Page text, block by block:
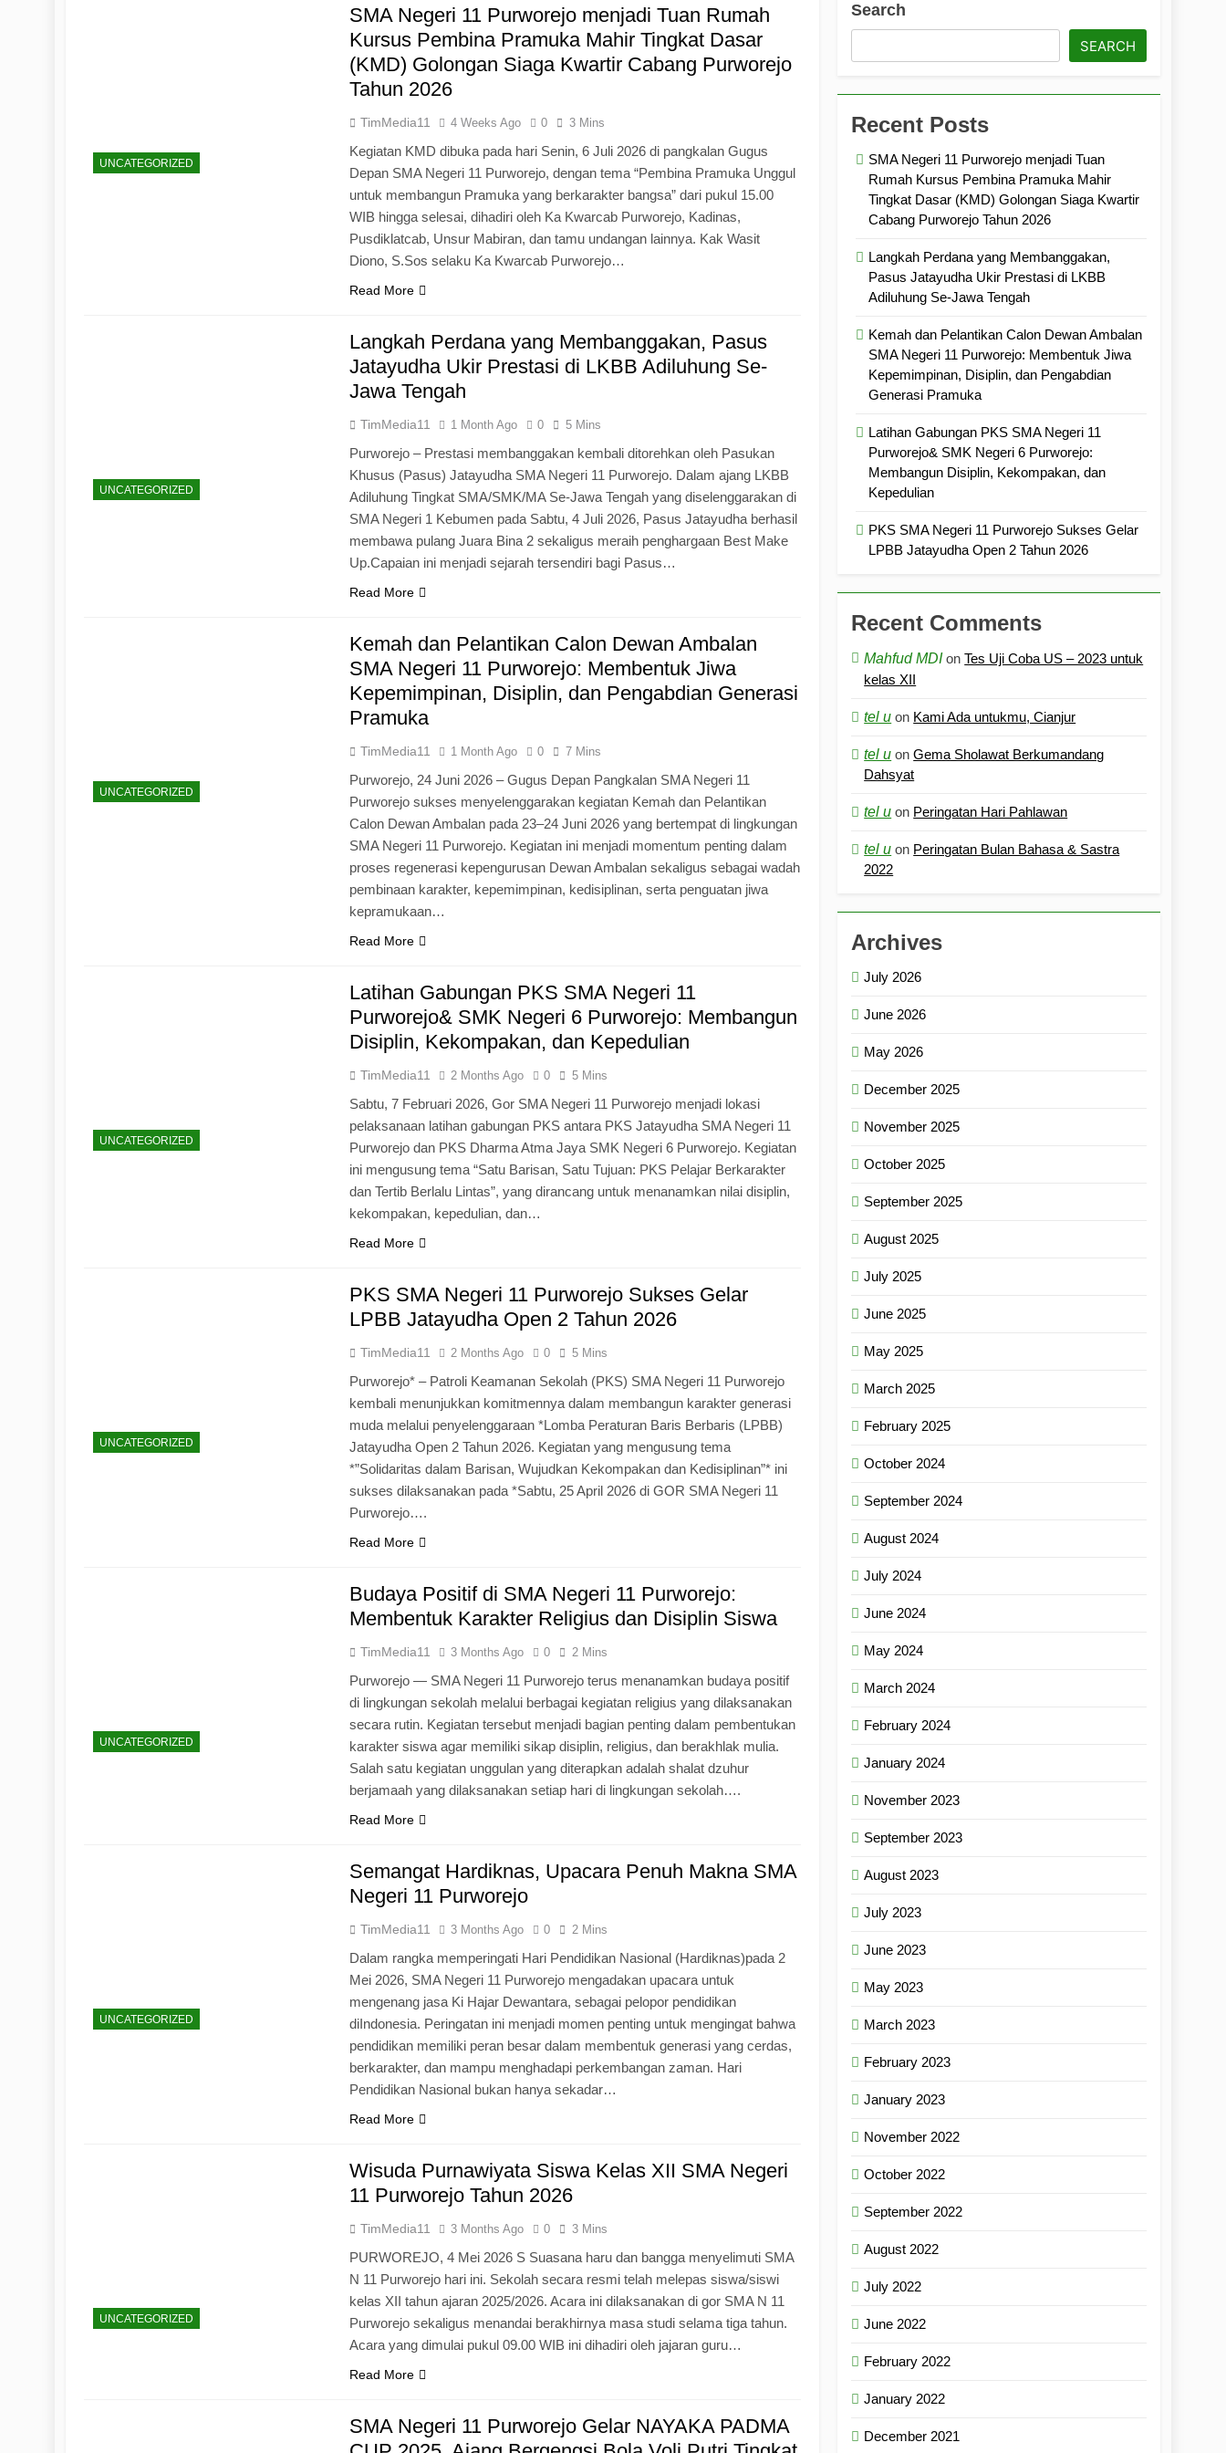
Pengabdian Generasi Pramuka
UNCATEGORIZED
SMA Negeri 11 Purworejo menjadi Tuan Rumah
Kursus Pembina Pramuka Mahir Tingkat Dasar
(KMD) Golongan Siaga Kwartir Cabang Purworejo
Tahun 2026
TimMedia11 4 Weeks Ago 0 3 Mins
Kegiatan KMD dibuka pada hari Senin, 6 Juli 2026 di pangkalan Gugus
Depan SMA Negeri 11 Purworejo, dengan tema “Pembina Pramuka Unggul
untuk membangun Pramuka yang berkarakter bangsa” dari pukul 15.00
WIB hingga selesai, dihadiri oleh Ka Kwarcab Purworejo, Kadinas,
Pusdiklatcab, Unsur Mabiran, dan tamu undangan lainnya. Kak Wasit
Diono, S.Sos selaku Ka Kwarcab Purworejo…
Read More
UNCATEGORIZED
Langkah Perdana yang Membanggakan, Pasus
Jatayudha Ukir Prestasi di LKBB Adiluhung Se-
Jawa Tengah
TimMedia11 1 Month Ago 0 5 Mins
Purworejo – Prestasi membanggakan kembali ditorehkan oleh Pasukan
Khusus (Pasus) Jatayudha SMA Negeri 11 Purworejo. Dalam ajang LKBB
Adiluhung Tingkat SMA/SMK/MA Se-Jawa Tengah yang diselenggarakan di
SMA Negeri 1 Kebumen pada Sabtu, 4 Juli 2026, Pasus Jatayudha berhasil
membawa pulang Juara Bina 2 sekaligus meraih penghargaan Best Make
Up.Capaian ini menjadi sejarah tersendiri bagi Pasus…
Read More
UNCATEGORIZED
Kemah dan Pelantikan Calon Dewan Ambalan
SMA Negeri 11 Purworejo: Membentuk Jiwa
Kepemimpinan, Disiplin, dan Pengabdian Generasi
Pramuka
TimMedia11 1 Month Ago 0 7 Mins
Purworejo, 24 Juni 2026 – Gugus Depan Pangkalan SMA Negeri 11
Purworejo sukses menyelenggarakan kegiatan Kemah dan Pelantikan
Calon Dewan Ambalan pada 23–24 Juni 2026 yang bertempat di lingkungan
SMA Negeri 11 Purworejo. Kegiatan ini menjadi momentum penting dalam
proses regenerasi kepengurusan Dewan Ambalan sekaligus sebagai wadah
pembinaan karakter, kepemimpinan, kedisiplinan, serta penguatan jiwa
kepramukaan…
Read More
UNCATEGORIZED
Latihan Gabungan PKS SMA Negeri 11
Purworejo& SMK Negeri 6 Purworejo: Membangun
Disiplin, Kekompakan, dan Kepedulian
TimMedia11 2 Months Ago 0 5 Mins
Sabtu, 7 Februari 2026, Gor SMA Negeri 11 Purworejo menjadi lokasi
pelaksanaan latihan gabungan PKS antara PKS Jatayudha SMA Negeri 11
Purworejo dan PKS Dharma Atma Jaya SMK Negeri 6 Purworejo. Kegiatan
ini mengusung tema “Satu Barisan, Satu Tujuan: PKS Pelajar Berkarakter
dan Tertib Berlalu Lintas”, yang dirancang untuk menanamkan nilai disiplin,
kekompakan, kepedulian, dan…
Read More
UNCATEGORIZED
PKS SMA Negeri 11 Purworejo Sukses Gelar
LPBB Jatayudha Open 2 Tahun 2026
TimMedia11 2 Months Ago 0 5 Mins
Purworejo* – Patroli Keamanan Sekolah (PKS) SMA Negeri 11 Purworejo
kembali menunjukkan komitmennya dalam membangun karakter generasi
muda melalui penyelenggaraan *Lomba Peraturan Baris Berbaris (LPBB)
Jatayudha Open 2 Tahun 2026. Kegiatan yang mengusung tema
*”Solidaritas dalam Barisan, Wujudkan Kekompakan dan Kedisiplinan”* ini
sukses dilaksanakan pada *Sabtu, 25 April 2026 di GOR SMA Negeri 11
Purworejo….
Read More
UNCATEGORIZED
Budaya Positif di SMA Negeri 11 Purworejo:
Membentuk Karakter Religius dan Disiplin Siswa
TimMedia11 3 Months Ago 0 2 Mins
Purworejo — SMA Negeri 11 Purworejo terus menanamkan budaya positif
di lingkungan sekolah melalui berbagai kegiatan religius yang dilaksanakan
secara rutin. Kegiatan tersebut menjadi bagian penting dalam pembentukan
karakter siswa agar memiliki sikap disiplin, religius, dan berakhlak mulia.
Salah satu kegiatan unggulan yang diterapkan adalah shalat dzuhur
berjamaah yang dilaksanakan setiap hari di lingkungan sekolah….
Read More
UNCATEGORIZED
Semangat Hardiknas, Upacara Penuh Makna SMA
Negeri 11 Purworejo
TimMedia11 3 Months Ago 0 2 Mins
Dalam rangka memperingati Hari Pendidikan Nasional (Hardiknas)pada 2
Mei 2026, SMA Negeri 11 Purworejo mengadakan upacara untuk
mengenang jasa Ki Hajar Dewantara, sebagai pelopor pendidikan
diIndonesia. Peringatan ini menjadi momen penting untuk mengingat bahwa
pendidikan memiliki peran besar dalam membentuk generasi yang cerdas,
berkarakter, dan mampu menghadapi perkembangan zaman. Hari
Pendidikan Nasional bukan hanya sekadar…
Read More
UNCATEGORIZED
Wisuda Purnawiyata Siswa Kelas XII SMA Negeri
11 Purworejo Tahun 2026
TimMedia11 3 Months Ago 0 3 Mins
PURWOREJO, 4 Mei 2026 S Suasana haru dan bangga menyelimuti SMA
N 11 Purworejo hari ini. Sekolah secara resmi telah melepas siswa/siswi
kelas XII tahun ajaran 2025/2026. Acara ini dilaksanakan di gor SMA N 11
Purworejo sekaligus menandai berakhirnya masa studi selama tiga tahun.
Acara yang dimulai pukul 09.00 WIB ini dihadiri oleh jajaran guru…
Read More
SMA Negeri 11 Purworejo Gelar NAYAKA PADMA
Search
SEARCH
Recent Posts
SMA Negeri 11 Purworejo menjadi Tuan
Rumah Kursus Pembina Pramuka Mahir
Tingkat Dasar (KMD) Golongan Siaga Kwartir
Cabang Purworejo Tahun 2026
Langkah Perdana yang Membanggakan,
Pasus Jatayudha Ukir Prestasi di LKBB
Adiluhung Se-Jawa Tengah
Kemah dan Pelantikan Calon Dewan Ambalan
SMA Negeri 11 Purworejo: Membentuk Jiwa
Kepemimpinan, Disiplin, dan Pengabdian
Generasi Pramuka
Latihan Gabungan PKS SMA Negeri 11
Purworejo& SMK Negeri 6 Purworejo:
Membangun Disiplin, Kekompakan, dan
Kepedulian
PKS SMA Negeri 11 Purworejo Sukses Gelar
LPBB Jatayudha Open 2 Tahun 2026
Recent Comments
Mahfud MDIonTes Uji Coba US – 2023 untuk
kelas XII
tel u on Kami Ada untukmu, Cianjur
tel u onGema Sholawat Berkumandang
Dahsyat
tel u on Peringatan Hari Pahlawan
tel u on Peringatan Bulan Bahasa & Sastra
2022
Archives
July 2026
June 2026
May 2026
December 2025
November 2025
October 2025
September 2025
August 2025
July 2025
June 2025
May 2025
March 2025
February 2025
October 2024
September 2024
August 2024
July 2024
June 2024
May 2024
March 2024
February 2024
January 2024
November 2023
September 2023
August 2023
July 2023
June 2023
May 2023
March 2023
February 2023
January 2023
November 2022
October 2022
September 2022
August 2022
July 2022
June 2022
February 2022
January 2022
December 2021